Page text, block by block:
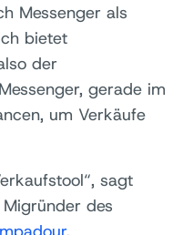
Messenger als
bietet
der
gerade im
um Verkäufe
sagt
des